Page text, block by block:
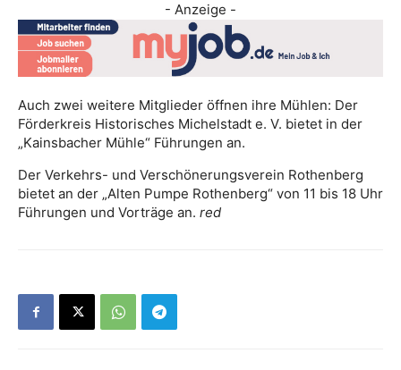
- Anzeige -
Auch zwei weitere Mitglieder öffnen ihre Mühlen: Der
Förderkreis Historisches Michelstadt e. V. bietet in der
„Kainsbacher Mühle“ Führungen an.
Der Verkehrs- und Verschönerungsverein Rothenberg
bietet an der „Alten Pumpe Rothenberg“ von 11 bis 18 Uhr
Führungen und Vorträge an. red